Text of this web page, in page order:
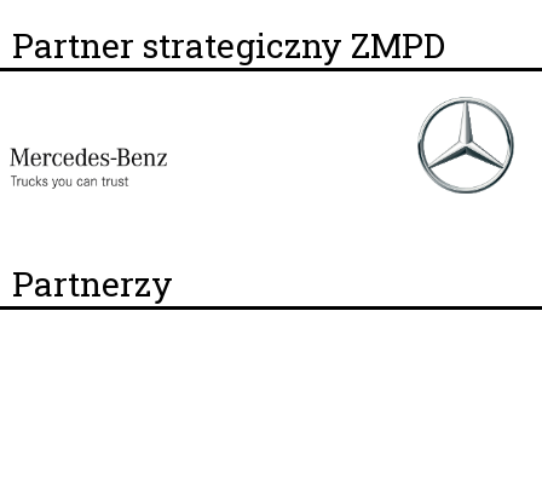
Partner strategiczny ZMPD
Partnerzy